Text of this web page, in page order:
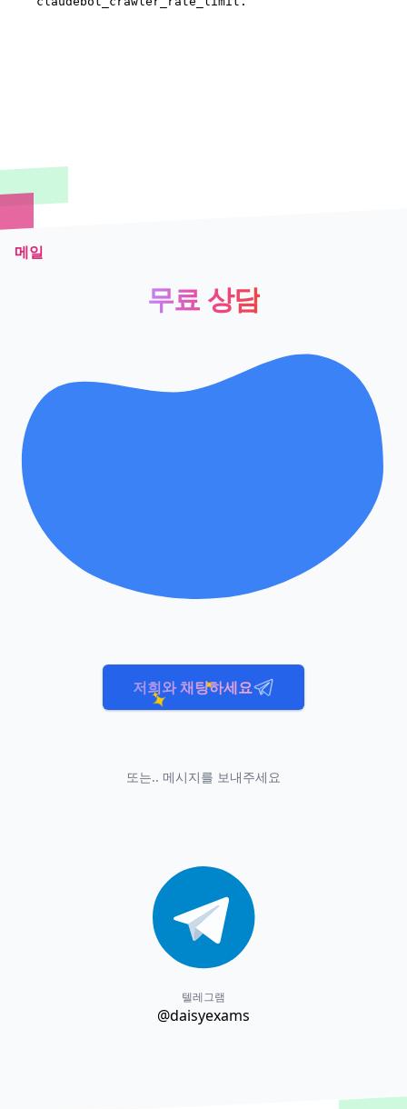
메일
무료 상담
저희와 채팅하세요
또는.. 메시지를 보내주세요
텔레그램
@daisyexams